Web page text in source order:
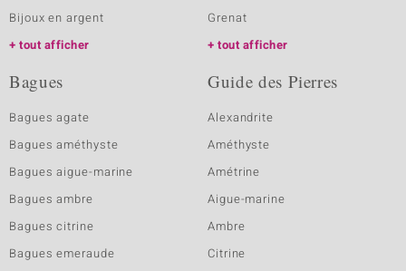
Bijoux en argent
tout afficher
Grenat
tout afficher
Bagues
Bagues agate
Bagues améthyste
Bagues aigue-marine
Bagues ambre
Bagues citrine
Bagues emeraude
Guide des Pierres
Alexandrite
Améthyste
Amétrine
Aigue-marine
Ambre
Citrine